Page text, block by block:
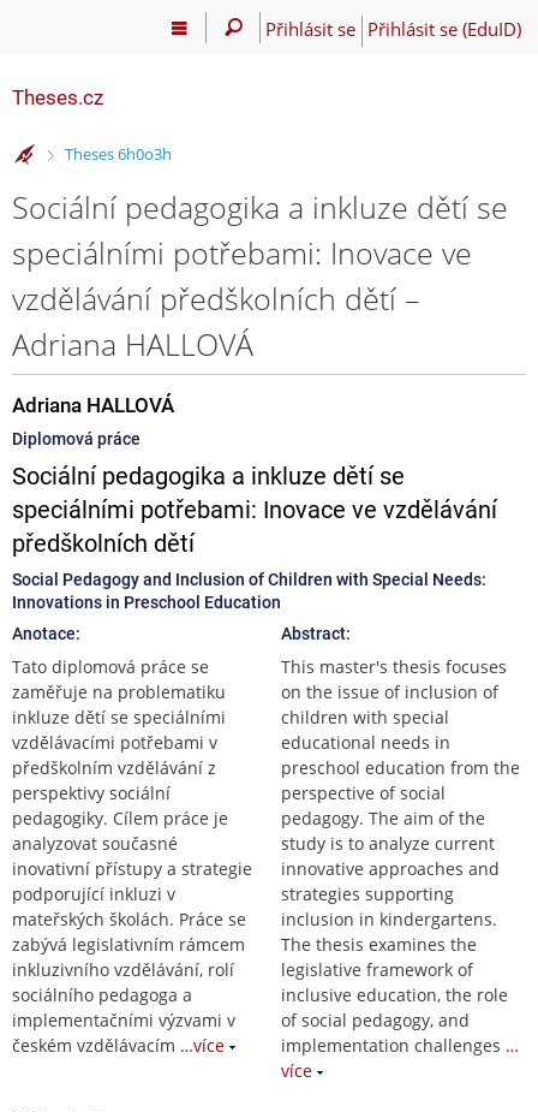
Přihlásit se Přihlásit se (EduID)
Theses.cz
>
Theses 6h0o3h
Sociální pedagogika a inkluze dětí se
speciálními potřebami: Inovace ve
vzdělávání předškolních dětí –
Adriana HALLOVÁ
Adriana HALLOVÁ
Diplomová práce
Sociální pedagogika a inkluze dětí se
speciálními potřebami: Inovace ve vzdělávání
předškolních dětí
Social Pedagogy and Inclusion of Children with Special Needs:
Innovations in Preschool Education
Anotace:
Tato diplomová práce se
zaměřuje na problematiku
inkluze dětí se speciálními
vzdělávacími potřebami v
předškolním vzdělávání z
perspektivy sociální
pedagogiky. Cílem práce je
analyzovat současné
inovativní přístupy a strategie
podporující inkluzi v
mateřských školách. Práce se
zabývá legislativním rámcem
inkluzivního vzdělávání, rolí
sociálního pedagoga a
implementačními výzvami v
českém vzdělávacím …více
Abstract:
This master's thesis focuses
on the issue of inclusion of
children with special
educational needs in
preschool education from the
perspective of social
pedagogy. The aim of the
study is to analyze current
innovative approaches and
strategies supporting
inclusion in kindergartens.
The thesis examines the
legislative framework of
inclusive education, the role
of social pedagogy, and
implementation challenges …
více